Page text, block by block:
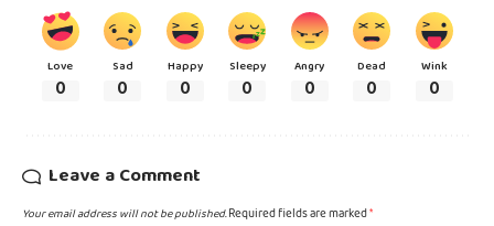
Love
0
Sad
0
Happy
0
Sleepy
0
Angry
0
Dead
0
Wink
0
Leave a Comment
Your email address will not be published.Required fields are marked*